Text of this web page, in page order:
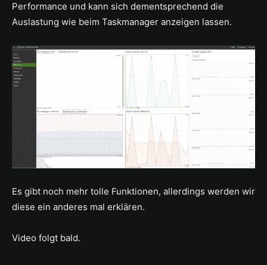
Performance und kann sich dementsprechend die
Auslastung wie beim Taskmanager anzeigen lassen.
Es gibt noch mehr tolle Funktionen, allerdings werden wir
diese ein anderes mal erklären.
Video folgt bald.